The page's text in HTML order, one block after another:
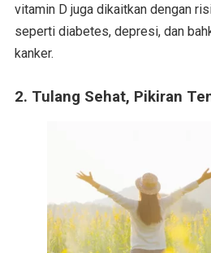
vitamin D juga dikaitkan dengan
seperti diabetes, depresi, dan
kanker.
2. Tulang Sehat, Pikiran